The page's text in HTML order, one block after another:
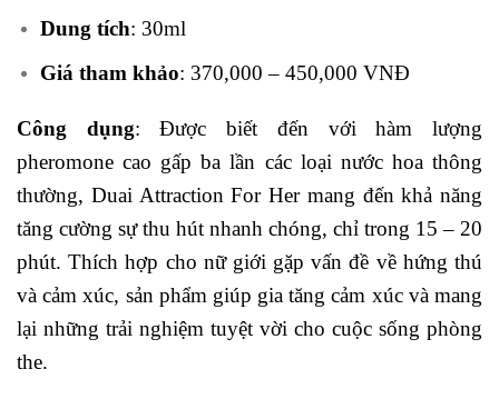
Dung tích: 30ml
Giá tham khảo: 370,000 – 450,000 VNĐ
Công dụng: Được biết đến với hàm lượng
pheromone cao gấp ba lần các loại nước hoa thông
thường, Duai Attraction For Her mang đến khả năng
tăng cường sự thu hút nhanh chóng, chỉ trong 15 – 20
phút. Thích hợp cho nữ giới gặp vấn đề về hứng thú
và cảm xúc, sản phẩm giúp gia tăng cảm xúc và mang
lại những trải nghiệm tuyệt vời cho cuộc sống phòng
the.